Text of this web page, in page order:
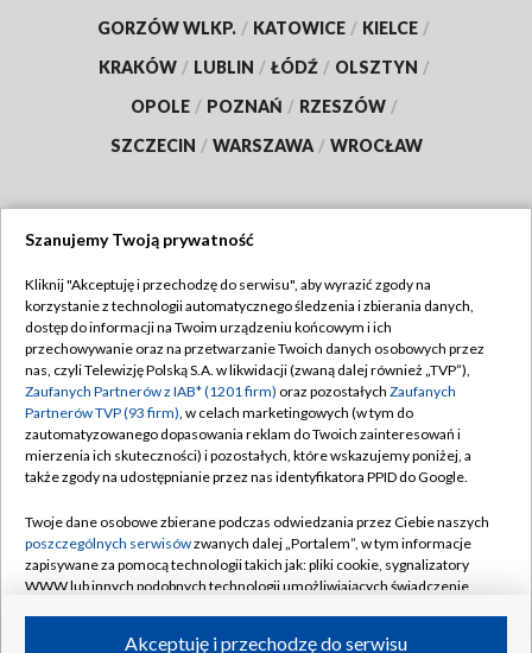
GORZÓW WLKP. / KATOWICE / KIELCE /
KRAKÓW / LUBLIN / ŁÓDŹ / OLSZTYN /
OPOLE / POZNAŃ / RZESZÓW /
SZCZECIN / WARSZAWA / WROCŁAW
TVP
Abonament TVP
Emisja w TVP
Centrum informacji TVP
Naziemna Telewizja Cyfrowa
Rada Programowa
System NOS
Informacje o nadawcy
Regulamin TVP
Polityka prywatności
Moje zgody
Pomoc
Kontakt
Kanały
Szanujemy Twoją prywatność
Kliknij "Akceptuję i przechodzę do serwisu", aby wyrazić zgody na
korzystanie z technologii automatycznego śledzenia i zbierania danych,
dostęp do informacji na Twoim urządzeniu końcowym i ich
przechowywanie oraz na przetwarzanie Twoich danych osobowych przez
nas, czyli Telewizję Polską S.A. w likwidacji (zwaną dalej również „TVP”),
Zaufanych Partnerów z IAB* (1201 firm) oraz pozostałych Zaufanych
Partnerów TVP (93 firm), w celach marketingowych (w tym do
zautomatyzowanego dopasowania reklam do Twoich zainteresowań i
mierzenia ich skuteczności) i pozostałych, które wskazujemy poniżej, a
także zgody na udostępnianie przez nas identyfikatora PPID do Google.
Twoje dane osobowe zbierane podczas odwiedzania przez Ciebie naszych
poszczególnych serwisówzwanych dalej „Portalem”, w tym informacje
zapisywane za pomocą technologii takich jak: pliki cookie, sygnalizatory
WWW lub innych podobnych technologii umożliwiających świadczenie
Akceptuję i przechodzę do serwisu